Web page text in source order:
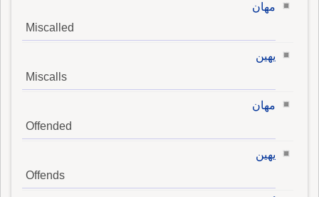
مهان
Miscalled
يهين
Miscalls
مهان
Offended
يهين
Offends